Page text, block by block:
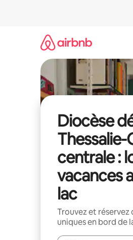
Diocèse
Thessalie-
centrale :
vacances
lac
Trouvez et
uniques en bord de